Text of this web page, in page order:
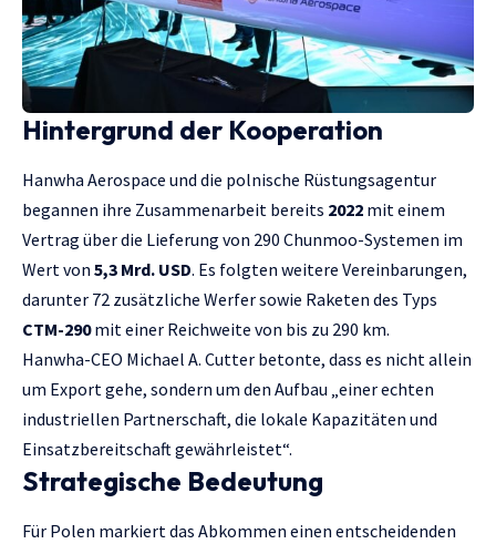
Hintergrund der Kooperation
Hanwha Aerospace und die polnische Rüstungsagentur
begannen ihre Zusammenarbeit bereits 2022 mit einem
Vertrag über die Lieferung von 290 Chunmoo-Systemen im
Wert von 5,3 Mrd. USD. Es folgten weitere Vereinbarungen,
darunter 72 zusätzliche Werfer sowie Raketen des Typs
CTM-290mit einer Reichweite von bis zu 290 km.
Hanwha-CEO Michael A. Cutter betonte, dass es nicht allein
um Export gehe, sondern um den Aufbau „einer echten
industriellen Partnerschaft, die lokale Kapazitäten und
Einsatzbereitschaft gewährleistet“.
Strategische Bedeutung
Für Polen markiert das Abkommen einen entscheidenden